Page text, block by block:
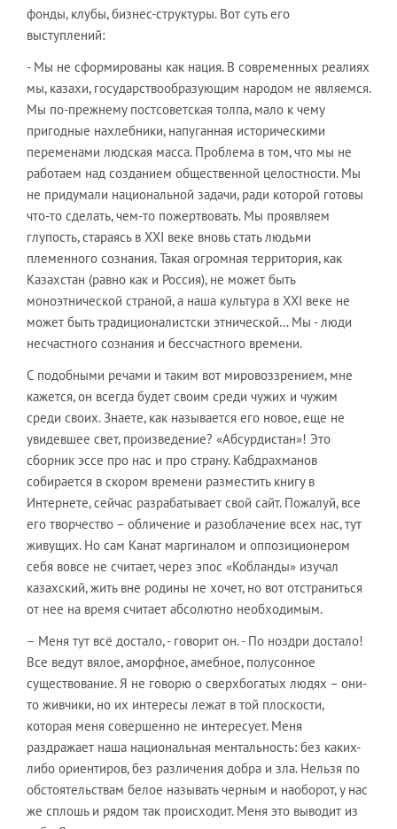
фонды, клубы, бизнес-структуры. Вот суть его
выступлений:
- Мы не сформированы как нация. В современных реалиях
мы, казахи, государствообразующим народом не являемся.
Мы по-прежнему постсоветская толпа, мало к чему
пригодные нахлебники, напуганная историческими
переменами людская масса. Проблема в том, что мы не
работаем над созданием общественной целостности. Мы
не придумали национальной задачи, ради которой готовы
что-то сделать, чем-то пожертвовать. Мы проявляем
глупость, стараясь в XXI веке вновь стать людьми
племенного сознания. Такая огромная территория, как
Казахстан (равно как и Россия), не может быть
моноэтнической страной, а наша культура в XXI веке не
может быть традиционалистски этнической… Мы - люди
несчастного сознания и бессчастного времени.
С подобными речами и таким вот мировоззрением, мне
кажется, он всегда будет своим среди чужих и чужим
среди своих. Знаете, как называется его новое, еще не
увидевшее свет, произведение? «Абсурдистан»! Это
сборник эссе про нас и про страну. Кабдрахманов
собирается в скором времени разместить книгу в
Интернете, сейчас разрабатывает свой сайт. Пожалуй, все
его творчество – обличение и разоблачение всех нас, тут
живущих. Но сам Канат маргиналом и оппозиционером
себя вовсе не считает, через эпос «Кобланды» изучал
казахский, жить вне родины не хочет, но вот отстраниться
от нее на время считает абсолютно необходимым.
– Меня тут всё достало, - говорит он. - По ноздри достало!
Все ведут вялое, аморфное, амебное, полусонное
существование. Я не говорю о сверхбогатых людях – они-
то живчики, но их интересы лежат в той плоскости,
которая меня совершенно не интересует. Меня
раздражает наша национальная ментальность: без каких-
либо ориентиров, без различения добра и зла. Нельзя по
обстоятельствам белое называть черным и наоборот, у нас
же сплошь и рядом так происходит. Меня это выводит из